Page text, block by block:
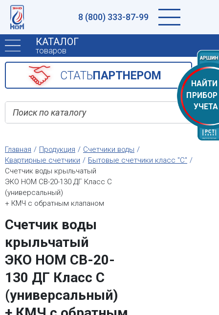
8 (800) 333-87-99
КАТАЛОГ
товаров
CТАТЬПАРТНЕРОМ
Главная Продукция
Счетчики воды
Квартирные счетчики
Бытовые счетчики класс "С"
Счетчик воды крыльчатый
ЭКО НОМ СВ-20-130 ДГ Класс С
(универсальный)
+ КМЧ с обратным клапаном
Счетчик воды
крыльчатый
ЭКО НОМ СВ-20-
130 ДГ Класс С
(универсальный)
НАЙТИ
ПРИБОР
УЧЕТА